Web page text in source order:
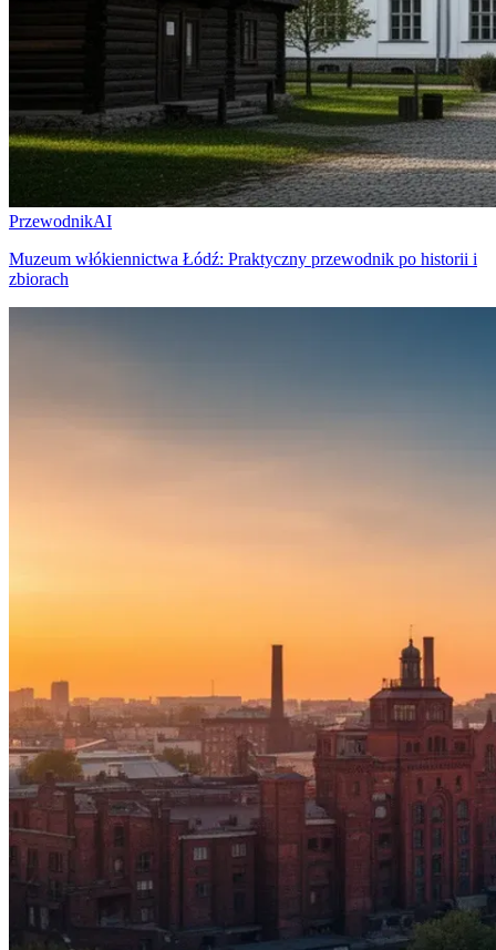
PrzewodnikAI
Muzeum włókiennictwa Łódź: Praktyczny przewodnik po historii i
zbiorach